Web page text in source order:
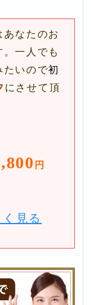
あなたのお
一人でも
たいので初
にさせて頂
円
見る